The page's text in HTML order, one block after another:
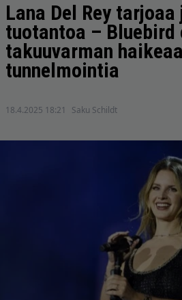
Lana Del Rey
tuotantoa – Bluebird
takuuvarman haikeaa
tunnelmointia
18.4.2025 18:21 Saku Schildt